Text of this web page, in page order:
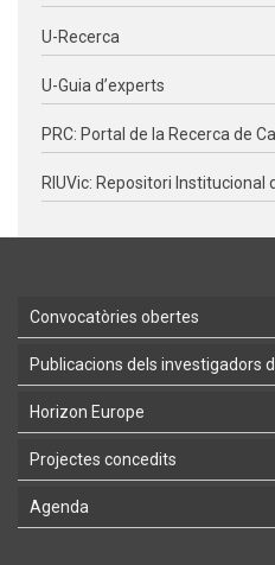
U-Recerca
U-Guia d’experts
PRC: Portal de la Recerca de
RIUVic: Repositori Institucional
Convocatòries obertes
Publicacions dels investigadors
Horizon Europe
Projectes concedits
Agenda